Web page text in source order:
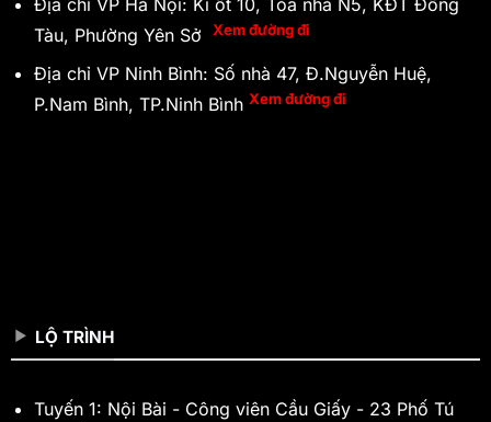
Địa chỉ VP Hà Nội: Ki ốt 10, Tòa nhà N5, KĐT Đồng
Tàu, Phường Yên Sở
Xem đường đi
Địa chỉ VP Ninh Bình: Số nhà 47, Đ.Nguyễn Huệ,
P.Nam Bình, TP.Ninh Bình Xem đường đi
LỘ TRÌNH
Tuyến 1: Nội Bài - Công viên Cầu Giấy - 23 Phố Tú